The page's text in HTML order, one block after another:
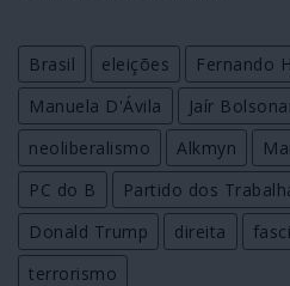
Brasil eleições
Fernando
Manuela D'Ávila
Jaír
neoliberalismo
Alkmyn
PC do B
Partido dos
Donald Trump
direita
terrorismo